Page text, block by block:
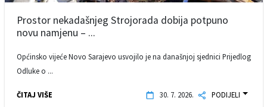
Prostor nekadašnjeg Strojorada dobija potpuno
novu namjenu – ...
Općinsko vijeće Novo Sarajevo usvojilo je na današnjoj sjednici Prijedlog
Odluke o ...
ČITAJ VIŠE 30. 7. 2026. PODIJELI